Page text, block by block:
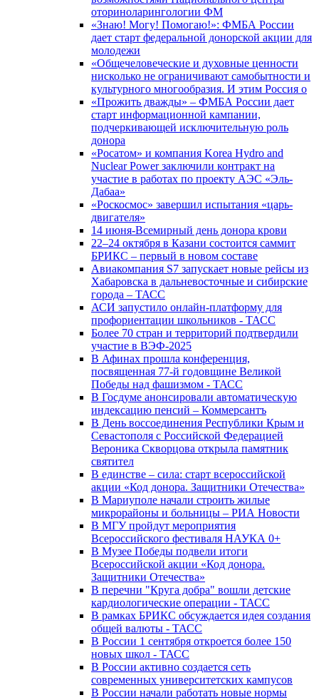
оториноларингологии ФМ
«Знаю! Могу! Помогаю!»: ФМБА России
дает старт федеральной донорской акции для
молодежи
«Общечеловеческие и духовные ценности
нисколько не ограничивают самобытности и
культурного многообразия. И этим Россия о
«Прожить дважды» – ФМБА России дает
старт информационной кампании,
подчеркивающей исключительную роль
донора
«Росатом» и компания Korea Hydro and
Nuclear Power заключили контракт на
участие в работах по проекту АЭС «Эль-
Дабаа»
«Роскосмос» завершил испытания «царь-
двигателя»
14 июня-Всемирный день донора крови
22–24 октября в Казани состоится саммит
БРИКС – первый в новом составе
Авиакомпания S7 запускает новые рейсы из
Хабаровска в дальневосточные и сибирские
города – ТАСС
АСИ запустило онлайн-платформу для
профориентации школьников - ТАСС
Более 70 стран и территорий подтвердили
участие в ВЭФ-2025
В Афинах прошла конференция,
посвященная 77-й годовщине Великой
Победы над фашизмом - ТАСС
В Госдуме анонсировали автоматическую
индексацию пенсий – Коммерсантъ
В День воссоединения Республики Крым и
Севастополя с Российской Федерацией
Вероника Скворцова открыла памятник
святител
В единстве – сила: старт всероссийской
акции «Код донора. Защитники Отечества»
В Мариуполе начали строить жилые
микрорайоны и больницы – РИА Новости
В МГУ пройдут мероприятия
Всероссийского фестиваля НАУКА 0+
В Музее Победы подвели итоги
Всероссийской акции «Код донора.
Защитники Отечества»
В перечни "Круга добра" вошли детские
кардиологические операции - ТАСС
В рамках БРИКС обсуждается идея создания
общей валюты - ТАСС
В России 1 сентября откроется более 150
новых школ - ТАСС
В России активно создается сеть
современных университетских кампусов
В России начали работать новые нормы